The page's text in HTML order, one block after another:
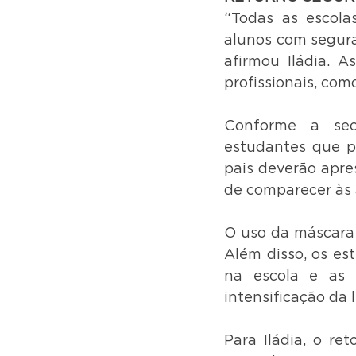
“Todas as
alunos com
afirmou Iládia.
profissionais,
Conforme a
estudantes que
pais deverão
de comparecer às
O uso da
Além disso, os
na escola e as
intensificação da
Para Iládia, o